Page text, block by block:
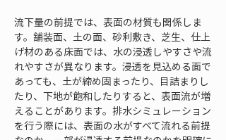
流下量の前提では、表面の材質も関係しま
す。舗装面、土の面、砂利敷き、芝生、仕上
げ材のある床面では、水の浸透しやすさや流
れやすさが異なります。浸透を見込める面で
あっても、土が締め固まったり、目詰まりし
たり、下地が飽和したりすると、表面流が増
えることがあります。排水シミュレーション
を行う際には、表面の水がすべて流れる前提